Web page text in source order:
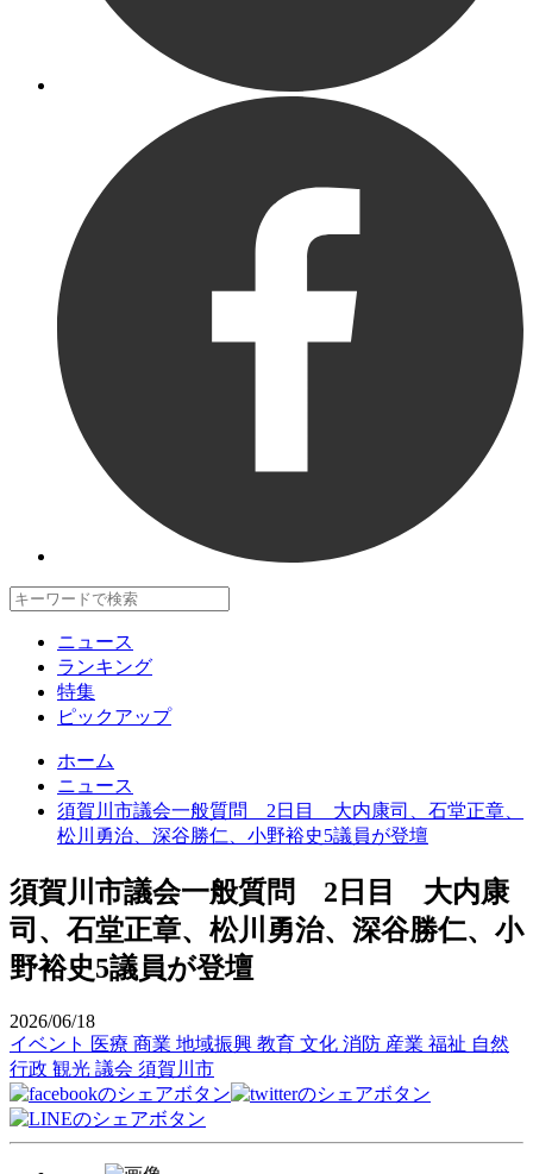
ニュース
ランキング
特集
ピックアップ
ホーム
ニュース
須賀川市議会一般質問 2日目 大内康司、石堂正章、
松川勇治、深谷勝仁、小野裕史5議員が登壇
須賀川市議会一般質問 2日目 大内康
司、石堂正章、松川勇治、深谷勝仁、小
野裕史5議員が登壇
2026/06/18
イベント 医療 商業 地域振興 教育 文化 消防 産業 福祉 自然
行政 観光 議会 須賀川市